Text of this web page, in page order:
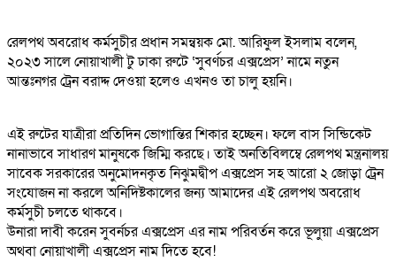
রেলপথ অবরোধ কর্মসুচীর প্রধান সমন্বয়ক মো. আরিফুল ইসলাম বলেন,
২০২৩ সালে নোয়াখালী টু ঢাকা রুটে ‘সুবর্ণচর এক্সপ্রেস’ নামে নতুন
আন্তঃনগর ট্রেন বরাদ্দ দেওয়া হলেও এখনও তা চালু হয়নি।
এই রুটের যাত্রীরা প্রতিদিন ভোগান্তির শিকার হচ্ছেন। ফলে বাস সিন্ডিকেট
নানাভাবে সাধারণ মানুষকে জিম্মি করছে। তাই অনতিবিলম্বে রেলপথ মন্ত্রনালয়
সাবেক সরকারের অনুমোদনকৃত নিঝুমদ্বীপ এক্সপ্রেস সহ আরো ২ জোড়া ট্রেন
সংযোজন না করলে অনিদিষ্টকালের জন্য আমাদের এই রেলপথ অবরোধ
কর্মসুচী চলতে থাকবে।
উনারা দাবী করেন সুবর্নচর এক্সপ্রেস এর নাম পরিবর্তন করে ভূলুয়া এক্সপ্রেস
অথবা নোয়াখালী এক্সপ্রেস নাম দিতে হবে!